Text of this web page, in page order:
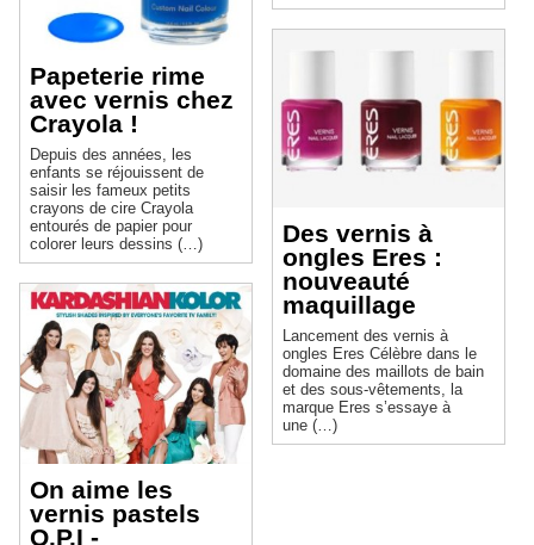
Papeterie rime
avec vernis chez
Crayola !
Depuis des années, les
enfants se réjouissent de
saisir les fameux petits
crayons de cire Crayola
entourés de papier pour
colorer leurs dessins (…)
On aime les
vernis pastels
O.P.I -
Des vernis à
ongles Eres :
nouveauté
maquillage
Lancement des vernis à
ongles Eres Célèbre dans le
domaine des maillots de bain
et des sous-vêtements, la
marque Eres s’essaye à
une (…)